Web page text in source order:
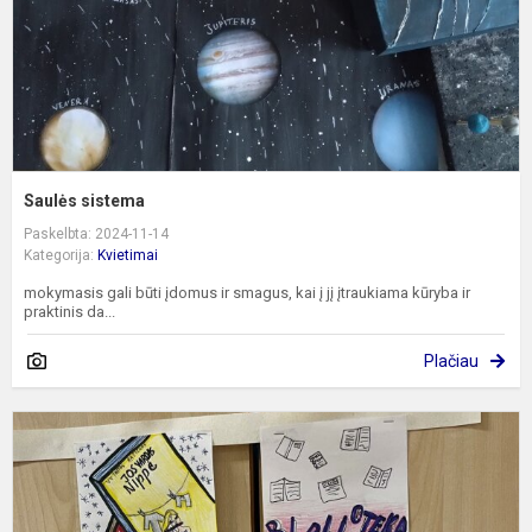
Saulės sistema
Paskelbta: 2024-11-14
Kategorija: Kvietimai
mokymasis gali būti įdomus ir smagus, kai į jį įtraukiama kūryba ir
praktinis da...
Plačiau